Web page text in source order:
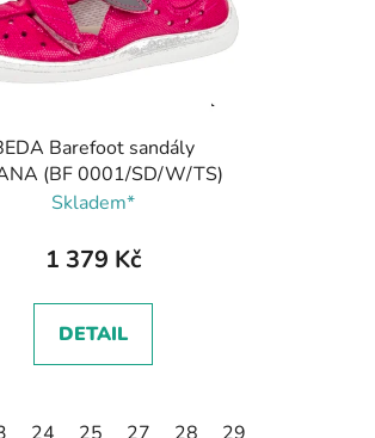
Barefoot sandály
(BF 0001/SD/W/TS)
Skladem*
1 379 Kč
DETAIL